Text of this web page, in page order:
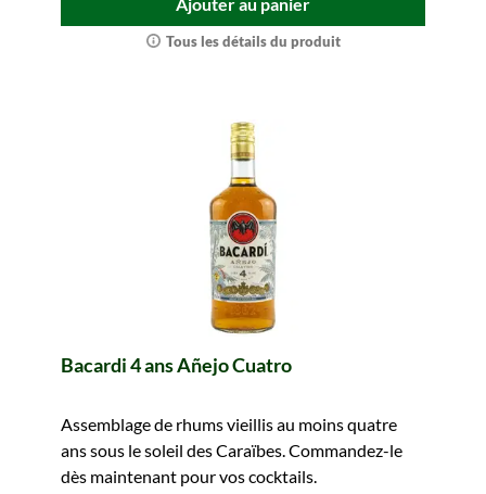
Tous les détails du produit
Bacardi 4 ans Añejo Cuatro
Assemblage de rhums vieillis au moins quatre
ans sous le soleil des Caraïbes. Commandez-le
dès maintenant pour vos cocktails.